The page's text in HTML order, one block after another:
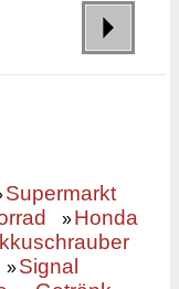
Supermarkt
»Honda
»Signal